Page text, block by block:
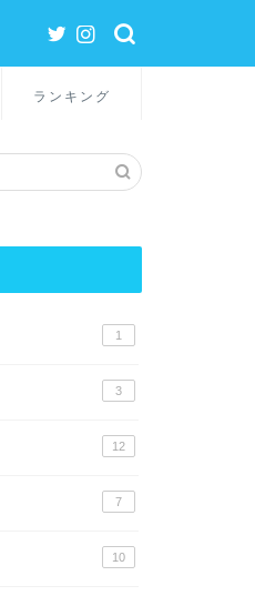
ランキング
1
3
12
7
10